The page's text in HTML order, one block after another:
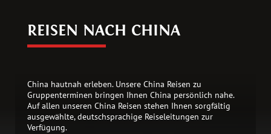
REISEN NACH CHINA
China hautnah erleben. Unsere China Reisen zu
Gruppenterminen bringen Ihnen China persönlich nahe.
Auf allen unseren China Reisen stehen Ihnen sorgfältig
ausgewählte, deutschsprachige Reiseleitungen zur
Verfügung.